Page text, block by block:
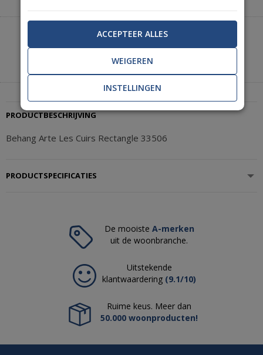
Heeft u hulp nodig of wilt u telefonisch bestellen?
Neem contact met ons op.
+31(0)85 888 3671
|
PRODUCTBESCHRIJVING
Behang Arte Les Cuirs Rectangle 33506
PRODUCTSPECIFICATIES
De mooiste A-merken
uit de woonbranche.
Uitstekende
klantwaardering (9.1/10)
Ruime keus. Meer dan
50.000 woonproducten!
ACCEPTEER ALLES
WEIGEREN
INSTELLINGEN